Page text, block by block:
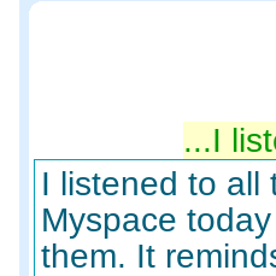
I
I listened to all
Myspace
them. It